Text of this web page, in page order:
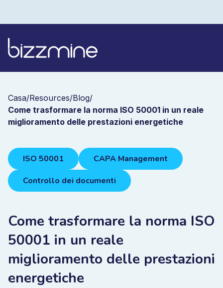
Casa/Resources/Blog/
Come trasformare la norma ISO 50001 in un reale
miglioramento delle prestazioni energetiche
ISO 50001
CAPA Management
Controllo dei documenti
Come trasformare la norma ISO
50001 in un reale
miglioramento delle prestazioni
energetiche